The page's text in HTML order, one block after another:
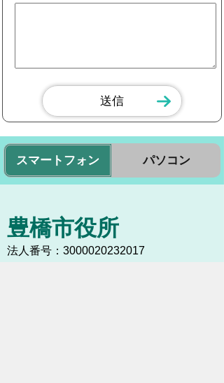
スマートフォン パソコン
豊橋市役所
法人番号：3000020232017